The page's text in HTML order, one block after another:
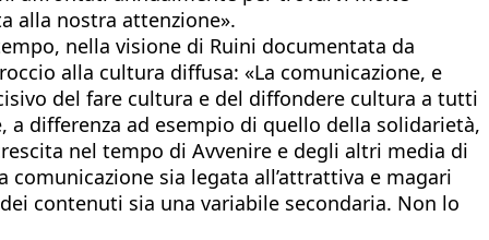
alla nostra attenzione».
nella visione di Ruini documentata da
alla cultura diffusa: «La comunicazione, e
del fare cultura e del diffondere cultura a tutti
differenza ad esempio di quello della solidarietà,
nel tempo di Avvenire e degli altri media di
sia legata all’attrattiva e magari
contenuti sia una variabile secondaria. Non lo